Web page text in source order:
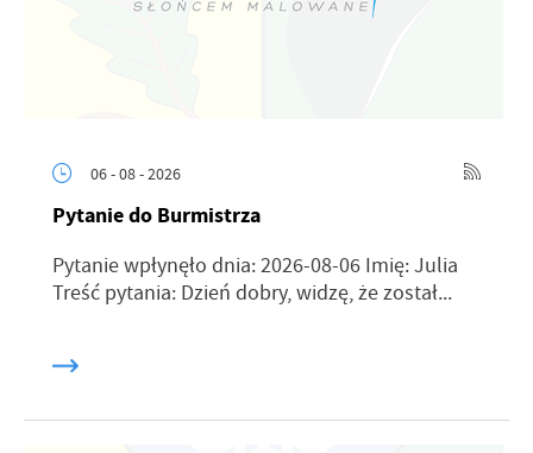
06 - 08 - 2026
Pytanie do Burmistrza
Pytanie wpłynęło dnia: 2026-08-06 Imię: Julia
Treść pytania: Dzień dobry, widzę, że został...